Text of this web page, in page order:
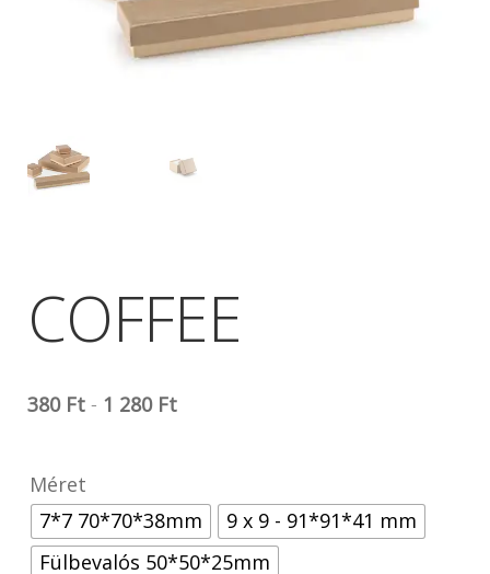
COFFEE
380 Ft - 1 280 Ft
Méret
7*7 70*70*38mm
9 x 9 - 91*91*41 mm
Fülbevalós 50*50*25mm